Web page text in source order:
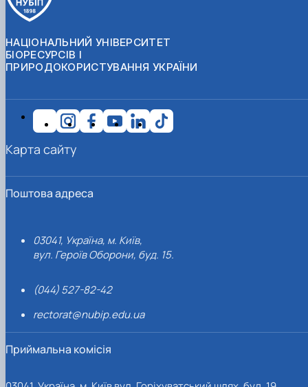
НАЦІОНАЛЬНИЙ УНІВЕРСИТЕТ
БІОРЕСУРСІВ І
ПРИРОДОКОРИСТУВАННЯ УКРАЇНИ
Поштова адреса
03041, Україна, м. Київ,
вул. Героїв Оборони, буд. 15.
(044) 527-82-42
rectorat@nubip.edu.ua
Приймальна комісія
Карта сайту